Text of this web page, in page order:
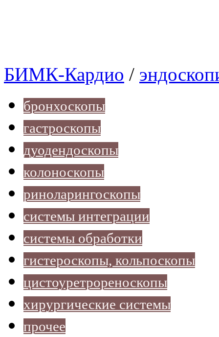
БИМК-Кардио /
бронхоскопы
гастроскопы
дуодендоскопы
колоноскопы
риноларингоскопы
системы интеграции
системы обработки
гистероскопы, кольпоскопы
цистоуретрореноскопы
хирургические системы
прочее